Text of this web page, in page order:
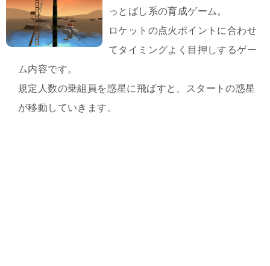
っとばし系の育成ゲーム。
ロケットの点火ポイントに合わせ
てタイミングよく目押しするゲー
ム内容です。
規定人数の乗組員を惑星に飛ばすと、スタートの惑星
が移動していきます。